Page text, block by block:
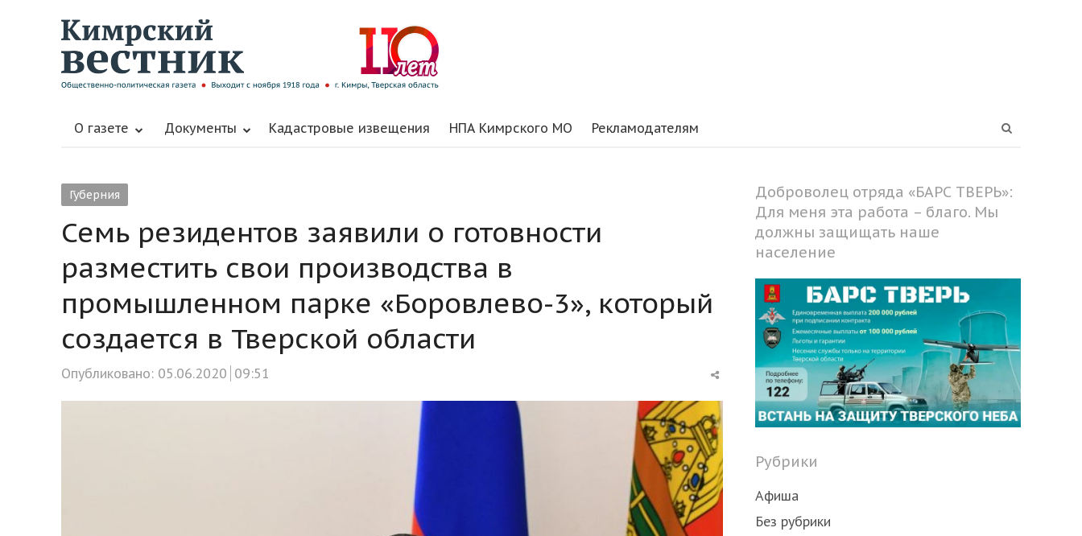
О газете Документы Кадастровые извещения НПА Кимрского МО Рекламодателям
Губерния
Семь резидентов заявили о готовности
разместить свои производства в
промышленном парке «Боровлево-3», который
создается в Тверской области
Опубликовано: 05.06.2020 09:51
Share
post
Доброволец отряда «БАРС ТВЕРЬ»:
Для меня эта работа – благо. Мы
должны защищать наше
население
Рубрики
Афиша
Без рубрики